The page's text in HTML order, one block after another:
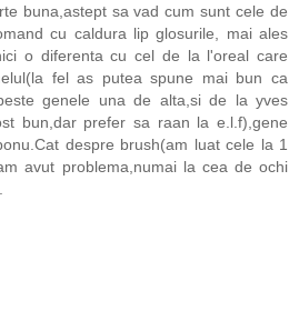
buna,astept sa vad cum sunt cele de
cu caldura lip glosurile, mai ales
o diferenta cu cel de la l'oreal care
fel as putea spune mai bun ca
genele una de alta,si de la yves
bun,dar prefer sa raan la e.l.f),gene
despre brush(am luat cele la 1
avut problema,numai la cea de ochi